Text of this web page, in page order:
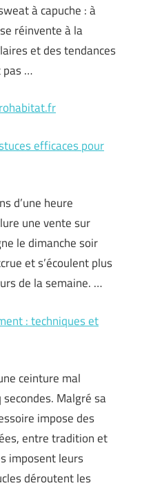
à capuche : à
réinvente à la
et des tendances
pas …
efficaces pour
d’une heure
une vente sur
le dimanche soir
et s’écoulent plus
de la semaine. …
: techniques et
ceinture mal
Malgré sa
impose des
entre tradition et
imposent leurs
déroutent les